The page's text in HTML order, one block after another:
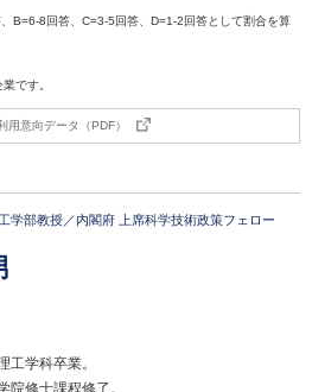
B=6-8回答、C=3-5回答、D=1-2回答として割合を算
です。
用意向データ（PDF）
学部教授／内閣府 上席科学技術政策フェロー
工学科卒業。
院修士課程修了。